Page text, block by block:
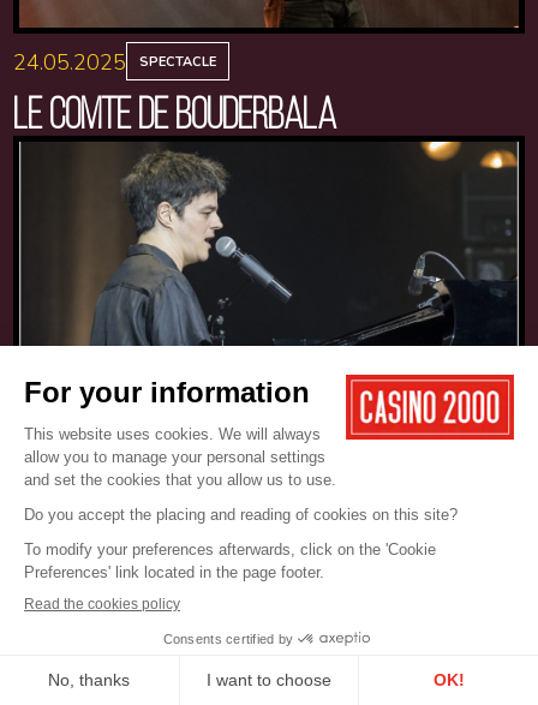
24.05.2025 SPECTACLE
LE COMTE DE BOUDERBALA
JAMIE CULLUM